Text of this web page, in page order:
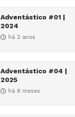
Adventástico #01 |
2024
há 2 anos
Adventástico #04 |
2025
há 8 meses